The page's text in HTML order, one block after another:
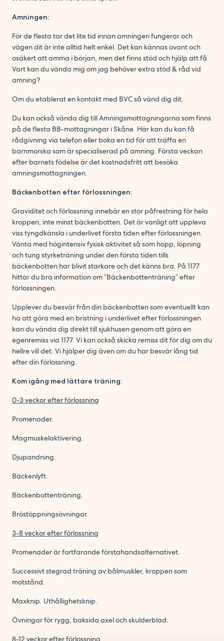
Amningen:
För de flesta tar det lite tid innan amningen fungerar och
vägen dit är inte alltid helt enkel. Det kan kännas ovant och
osäkert att amma i början, men det finns stöd och hjälp att få
Vart kan du vända mig om jag behöver extra stöd & råd vid
amning?
Om du etablerat en kontakt med BVC så vänd dig dit.
Du kan också vända dig till Amningsmottagningarna som finns
på de flesta BB-mottagningar i Skåne. Här kan du kan få
rådgivning via telefon eller boka en tid för att träffa en
barnmorska som är specialiserad på amning. Första veckan
efter barnets födelse är det kostnadsfritt att besöka
amningsmottagningen.
Bäckenbotten efter förlossningen:
Graviditet och förlossning innebär en stor påfrestning för hela
kroppen, inte minst bäckenbotten. Det är vanligt att uppleva
viss tyngdkänsla i underlivet första tiden efter förlossningen.
Vänta med högintensiv fysisk aktivitet så som hopp, löpning
och tung styrketräning under den första tiden tills
bäckenbotten har blivit starkare och det känns bra. På 1177
hittar du bra information om ”Bäckenbottenträning” efter
förlossningen.
Upplever du besvär från din bäckenbotten som eventuellt kan
ha att göra med en bristning i underlivet efter förlossningen
kan du vända dig direkt till sjukhusen genom att göra en
egenremiss via 1177. Vi kan också skicka remiss dit för dig om du
hellre vill det. Vi hjälper dig även om du har besvär lång tid
efter din förlossning.
Kom igång med lättare träning:
0-3 veckor efter förlossning
Promenader.
Magmuskelaktivering.
Djupandning.
Bäckenlyft.
Bäckenbottenträning.
Bröstöppningsövningar.
3-8 veckor efter förlossning
Promenader är fortfarande förstahandsalternativet.
Successivt stegrad träning av bålmuskler, kroppen som
motstånd.
Maxknip. Uthållighetsknip.
Övningar för rygg, baksida axel och skulderblad.
8-12 veckor efter förlossning